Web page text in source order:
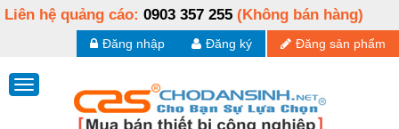
Liên hệ quảng cáo: 0903 357 255 (Không bán hàng)
Đăng sản phẩm
Đăng ký
Đăng nhập